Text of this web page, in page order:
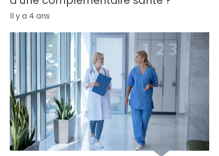
Il y a 4 ans